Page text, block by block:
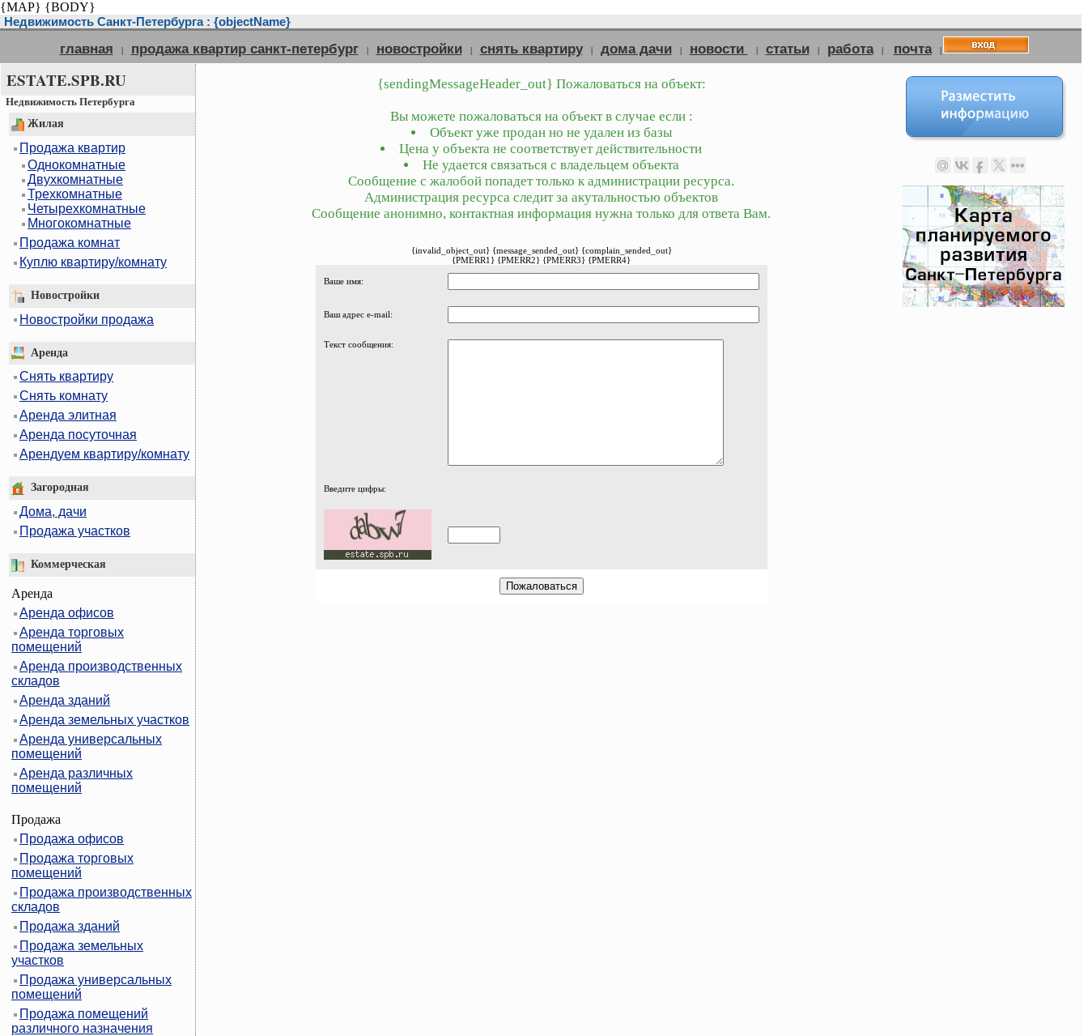
{MAP} {BODY}
Недвижимость Санкт-Петербурга : {objectName}
главная | продажа квартир санкт-петербург | новостройки | снять квартиру | дома дачи | новости | статьи | работа | почта |
ESTATE.SPB.RU
Недвижимость Петербурга
Жилая
Продажа квартир
Однокомнатные
Двухкомнатные
Трехкомнатные
Четырехкомнатные
Многокомнатные
Продажа комнат
Куплю квартиру/комнату
Новостройки
Новостройки продажа
Аренда
Снять квартиру
Снять комнату
Аренда элитная
Аренда посуточная
Арендуем квартиру/комнату
Загородная
Дома, дачи
Продажа участков
Коммерческая
Аренда
Аренда офисов
Аренда торговых
помещений
Аренда производственных
складов
Аренда зданий
Аренда земельных участков
Аренда универсальных
помещений
Аренда различных
помещений
Продажа
Продажа офисов
Продажа торговых
помещений
Продажа производственных
складов
Продажа зданий
Продажа земельных
участков
Продажа универсальных
помещений
Продажа помещений
различного назначения
{sendingMessageHeader_out} Пожаловаться на объект:
Вы можете пожаловаться на объект в случае если :
Объект уже продан но не удален из базы
Цена у объекта не соответствует действительности
Не удается связаться с владельцем объекта
Сообщение с жалобой попадет только к администрации ресурса.
Администрация ресурса следит за акутальностью объектов
Сообщение анонимно, контактная информация нужна только для ответа Вам.
{invalid_object_out} {message_sended_out} {complain_sended_out}
{PMERR1} {PMERR2} {PMERR3} {PMERR4}
Ваше имя:
Ваш адрес e-mail:
Текст сообщения:
Введите цифры: